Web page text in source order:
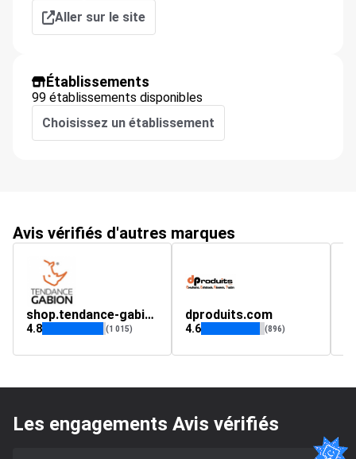
Aller sur le site
Établissements
99 établissements disponibles
Choisissez un établissement
Avis vérifiés d'autres marques
shop.tendance-gabion.fr
4.8 (1 015)
dproduits.com
4.6 (896)
Les engagements Avis vérifiés